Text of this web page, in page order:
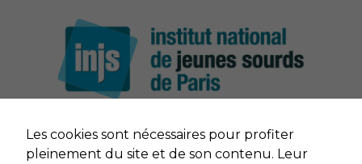
NOUS CONTACTER
Les cookies sont nécessaires pour profiter
pleinement du site et de son contenu. Leur
Nécessaire
Ces cookies ne
sont pas
sont nécessaires
au